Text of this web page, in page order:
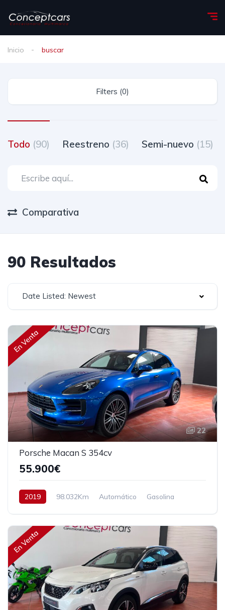
Inicio buscar
Filters (0)
Todo (90) Reestreno (36) Semi-nuevo (15)
Comparativa
90 Resultados
Date Listed: Newest
En Venta
22
Porsche Macan S 354cv
55.900€
2019 98.032Km Automático
Gasolina
En Venta